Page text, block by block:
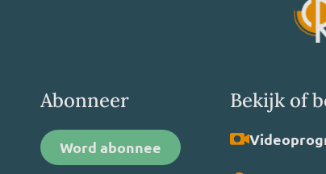
Abonneer
Word abonnee
Bekijk of